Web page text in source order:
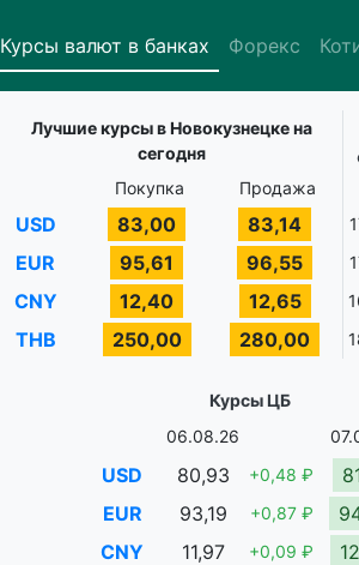
Курсы валют в банках Форекс
Лучшие курсы в Новокузнецке на
сегодня
Покупка
Продажа
USD 83,00 83,14
EUR
95,61 96,55
CNY
12,40 12,65
THB
250,00 280,00
Курсы ЦБ
06.08.26
USD 80,93 +0,48 ₽
EUR
93,19 +0,87 ₽
CNY
11,97 +0,09 ₽